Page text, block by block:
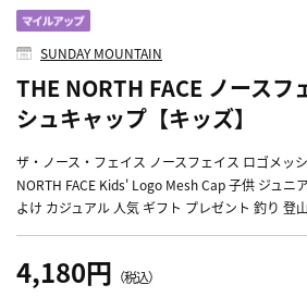
SUNDAY MOUNTAIN
THE NORTH FACE ノースフ
シュキャップ【キッズ】
ザ・ノース・フェイス ノースフェイス ロゴメッ
NORTH FACE Kids' Logo Mesh Cap 子供 ジュニ
よけ カジュアル 人気 ギフト プレゼント 釣り 登
4,180円 （税込）